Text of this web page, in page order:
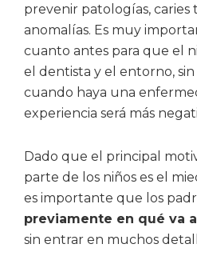
prevenir patologías, caries
anomalías. Es muy
cuanto antes para que el
el dentista y el entorno,
cuando haya una
experiencia será más
Dado que el principal
parte de los niños es el
es importante que los
previamente en qué va
sin entrar en muchos